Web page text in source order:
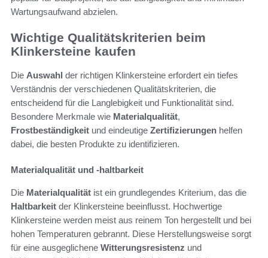
Wartungsaufwand abzielen.
Wichtige Qualitätskriterien beim
Klinkersteine kaufen
Die Auswahl der richtigen Klinkersteine erfordert ein tiefes
Verständnis der verschiedenen Qualitätskriterien, die
entscheidend für die Langlebigkeit und Funktionalität sind.
Besondere Merkmale wie Materialqualität,
Frostbeständigkeit und eindeutige Zertifizierungen helfen
dabei, die besten Produkte zu identifizieren.
Materialqualität und -haltbarkeit
Die Materialqualität ist ein grundlegendes Kriterium, das die
Haltbarkeit der Klinkersteine beeinflusst. Hochwertige
Klinkersteine werden meist aus reinem Ton hergestellt und bei
hohen Temperaturen gebrannt. Diese Herstellungsweise sorgt
für eine ausgeglichene Witterungsresistenz und